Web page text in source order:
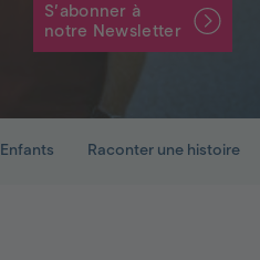
S’abonner à
notre Newsletter
Enfants Raconter une histoire